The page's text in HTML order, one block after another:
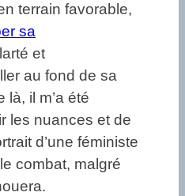
terrain favorable,
sa
et
au fond de sa
là, il m’a été
les nuances et de
d’une féministe
combat, malgré